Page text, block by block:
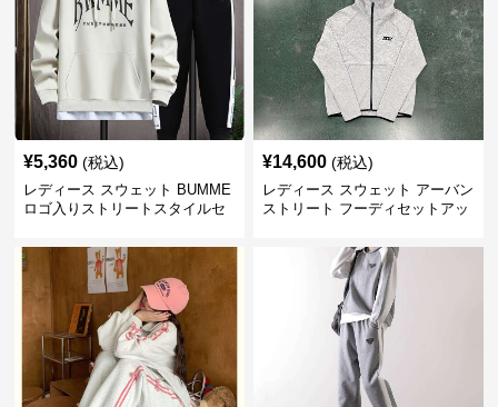
¥5,360 (税込)
レディース スウェット BUMME
ロゴ入りストリートスタイルセ
¥14,600 (税込)
レディース スウェット アーバン
ストリート フーディセットアッ